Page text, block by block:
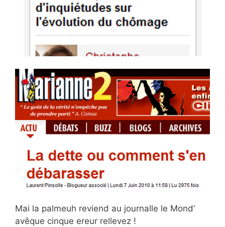
Mai la palmeuh reviend au journalle le Mond’
avêque cinque ereur rellevez !